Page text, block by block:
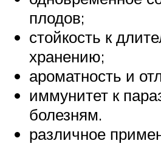
плодов;
стойкость к
хранению;
ароматность и
иммунитет к
болезням.
различное